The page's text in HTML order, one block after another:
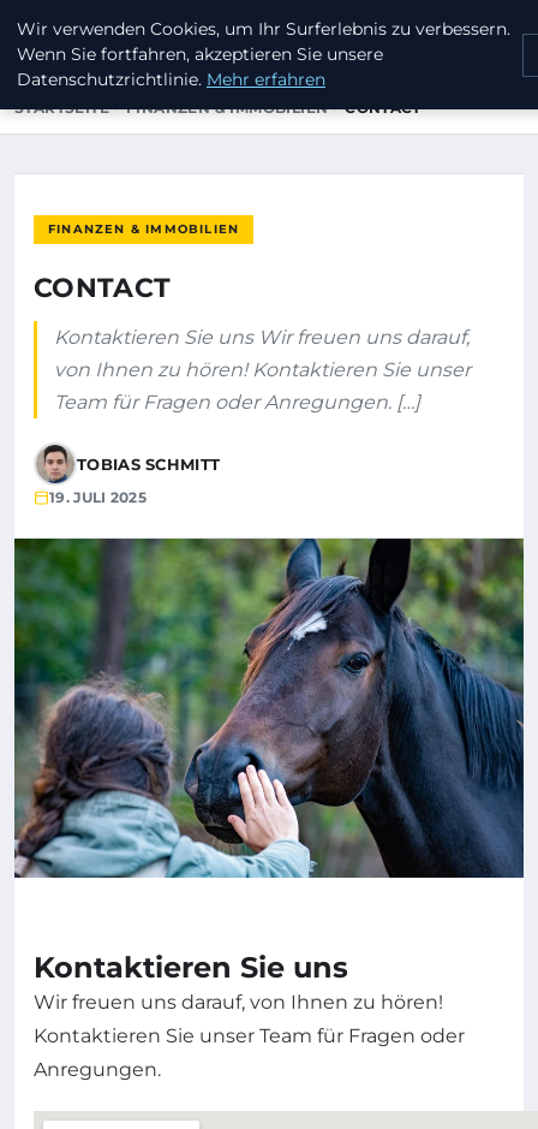
INVESTORENKAPITAL24
STARTSEITE FINANZEN & IMMOBILIEN CONTACT
FINANZEN & IMMOBILIEN
CONTACT
Kontaktieren Sie uns Wir freuen uns darauf,
von Ihnen zu hören! Kontaktieren Sie unser
Team für Fragen oder Anregungen. […]
TOBIAS SCHMITT
19. JULI 2025
Kontaktieren Sie uns
Wir freuen uns darauf, von Ihnen zu hören!
Kontaktieren Sie unser Team für Fragen oder
Anregungen.
Wir verwenden Cookies, um Ihr Surferlebnis zu verbessern.
Wenn Sie fortfahren, akzeptieren Sie unsere
Datenschutzrichtlinie. Mehr erfahren